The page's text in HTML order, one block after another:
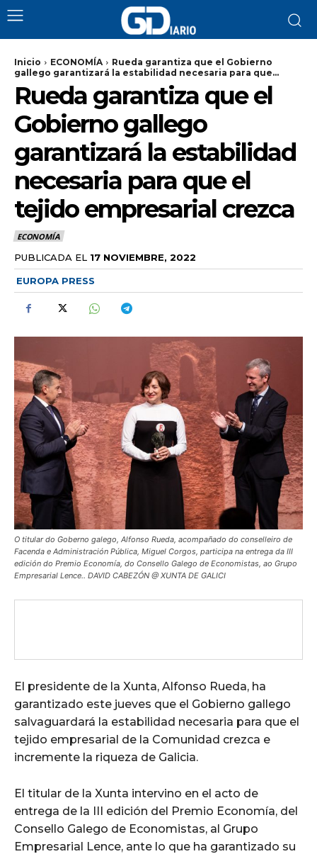
Inicio ECONOMÍA
Rueda garantiza que el Gobierno
gallego garantizará la estabilidad necesaria para que...
Rueda garantiza que el
Gobierno gallego
garantizará la estabilidad
necesaria para que el
tejido empresarial crezca
ECONOMÍA
PUBLICADA EL 17 NOVIEMBRE, 2022
EUROPA PRESS
O titular do Goberno galego, Alfonso Rueda, acompañado do conselleiro de
Facenda e Administración Pública, Miguel Corgos, participa na entrega da III
edición do Premio Economía, do Consello Galego de Economistas, ao Grupo
Empresarial Lence.. DAVID CABEZÓN @ XUNTA DE GALICI
El presidente de la Xunta, Alfonso Rueda, ha
garantizado este jueves que el Gobierno gallego
salvaguardará la estabilidad necesaria para que el
tejido empresarial de la Comunidad crezca e
incremente la riqueza de Galicia.
El titular de la Xunta intervino en el acto de
entrega de la III edición del Premio Economía, del
Consello Galego de Economistas, al Grupo
Empresarial Lence, ante lo que ha garantizado su